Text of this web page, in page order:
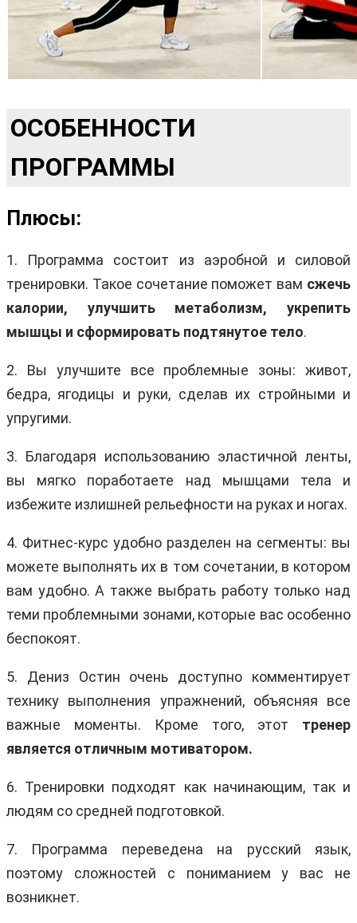
ОСОБЕННОСТИ
ПРОГРАММЫ
Плюсы:
1. Программа состоит из аэробной и силовой
тренировки. Такое сочетание поможет вам сжечь
калории, улучшить метаболизм, укрепить
мышцы и сформировать подтянутое тело.
2. Вы улучшите все проблемные зоны: живот,
бедра, ягодицы и руки, сделав их стройными и
упругими.
3. Благодаря использованию эластичной ленты,
вы мягко поработаете над мышцами тела и
избежите излишней рельефности на руках и ногах.
4. Фитнес-курс удобно разделен на сегменты: вы
можете выполнять их в том сочетании, в котором
вам удобно. А также выбрать работу только над
теми проблемными зонами, которые вас особенно
беспокоят.
5. Дениз Остин очень доступно комментирует
технику выполнения упражнений, объясняя все
важные моменты. Кроме того, этот тренер
является отличным мотиватором.
6. Тренировки подходят как начинающим, так и
людям со средней подготовкой.
7. Программа переведена на русский язык,
поэтому сложностей с пониманием у вас не
возникнет.